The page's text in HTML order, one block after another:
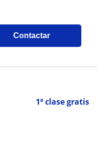
Contactar
1ª clase gratis